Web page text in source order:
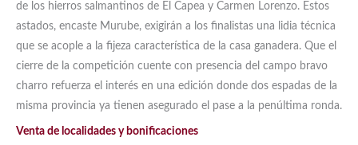
de los hierros salmantinos de El Capea y Carmen Lorenzo. Estos
astados, encaste Murube, exigirán a los finalistas una lidia técnica
que se acople a la fijeza característica de la casa ganadera. Que el
cierre de la competición cuente con presencia del campo bravo
charro refuerza el interés en una edición donde dos espadas de la
misma provincia ya tienen asegurado el pase a la penúltima ronda.
Venta de localidades y bonificaciones